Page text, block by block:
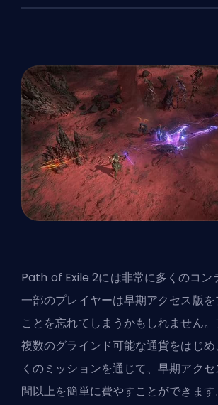
Path of Exile 2には非常に多くのコン
一部のプレイヤーは早期アクセス版
ことを忘れてしまうかもしれません。
複数のグラインド可能な通貨をはじ
くのミッションを通じて、早期アク
間以上を簡単に費やすことができま